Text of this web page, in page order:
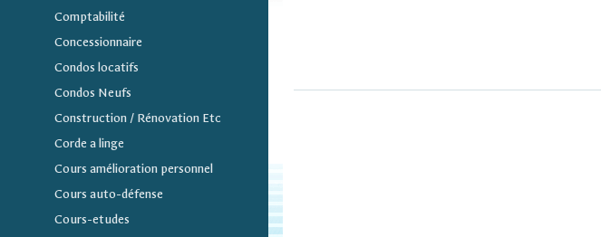
Comptabilité
Concessionnaire
Condos locatifs
Condos Neufs
Construction / Rénovation Etc
Corde a linge
Cours amélioration personnel
Cours auto-défense
Cours-etudes